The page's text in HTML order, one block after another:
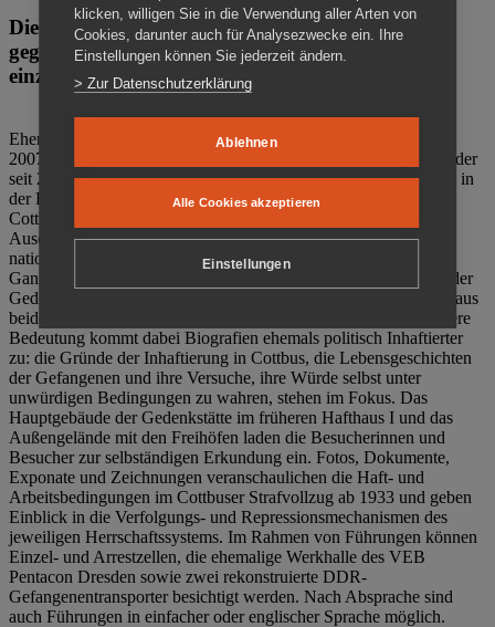
Die Gedenkstätte Zuchthaus Cottbus ist ein Ort
gegen das Vergessen. Anschaulich, nah und
einzigartig.
Ehemalige politische Häftlinge der DDR gründeten im Oktober
2007 den Verein Menschenrechtszentrum Cottbus e. V. (MRZ), der
seit 2011 Eigentümer des ehemaligen Gefängnisses (1860-2002) in
der Bautzener Straße und Träger der Gedenkstätte Zuchthaus
Cottbus ist. Im Zentrum der Arbeit der Gedenkstätte steht die
Auseinandersetzung mit politischem Unrecht während der
nationalsozialistischen Terrorherrschaft und der SED-Diktatur.
Ganzjährig zeigen mehrere Dauer- und Sonderausstellungen in der
Gedenkstätte Zuchthaus Cottbus Beispiele politischen Unrechts aus
beiden deutschen Diktaturen des 20. Jahrhunderts. Eine besondere
Bedeutung kommt dabei Biografien ehemals politisch Inhaftierter
zu: die Gründe der Inhaftierung in Cottbus, die Lebensgeschichten
der Gefangenen und ihre Versuche, ihre Würde selbst unter
unwürdigen Bedingungen zu wahren, stehen im Fokus. Das
Hauptgebäude der Gedenkstätte im früheren Hafthaus I und das
Außengelände mit den Freihöfen laden die Besucherinnen und
Besucher zur selbständigen Erkundung ein. Fotos, Dokumente,
Exponate und Zeichnungen veranschaulichen die Haft- und
Arbeitsbedingungen im Cottbuser Strafvollzug ab 1933 und geben
Einblick in die Verfolgungs- und Repressionsmechanismen des
jeweiligen Herrschaftssystems. Im Rahmen von Führungen können
Einzel- und Arrestzellen, die ehemalige Werkhalle des VEB
Pentacon Dresden sowie zwei rekonstruierte DDR-
Gefangenentransporter besichtigt werden. Nach Absprache sind
auch Führungen in einfacher oder englischer Sprache möglich.
klicken, willigen Sie in die Verwendung aller Arten von
Cookies, darunter auch für Analysezwecke ein. Ihre
Einstellungen können Sie jederzeit ändern.
> Zur Datenschutzerklärung
Ablehnen
Alle Cookies akzeptieren
Einstellungen